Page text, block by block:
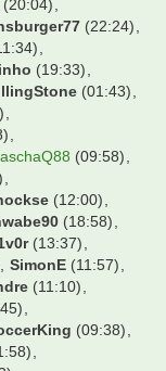
(20:04)
(22:24)
(19:33)
(01:43)
(09:58)
(12:00)
(18:58)
(13:37)
SimonE (11:57)
(11:10)
(09:38)